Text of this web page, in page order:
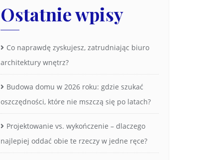
Ostatnie wpisy
Co naprawdę zyskujesz, zatrudniając biuro
architektury wnętrz?
Budowa domu w 2026 roku: gdzie szukać
oszczędności, które nie mszczą się po latach?
Projektowanie vs. wykończenie – dlaczego
najlepiej oddać obie te rzeczy w jedne ręce?